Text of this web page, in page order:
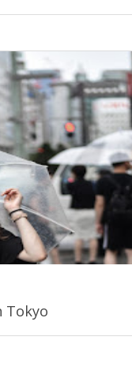
Tokyo